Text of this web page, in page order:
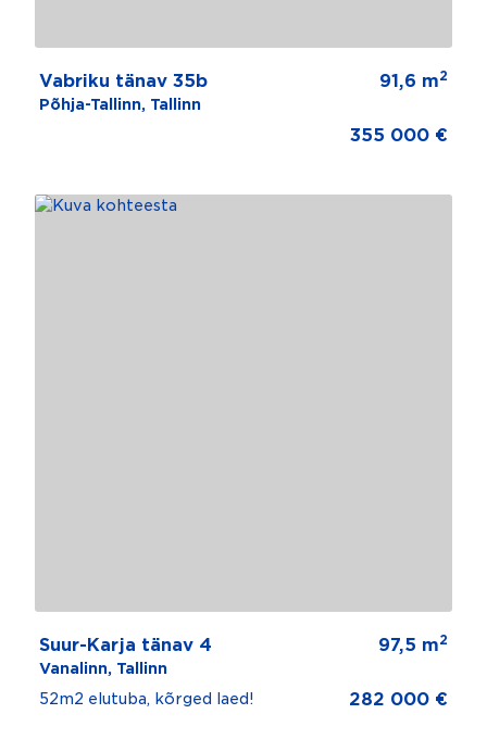
Vabriku tänav 35b
Põhja-Tallinn, Tallinn
91,6 m2
355 000 €
Suur-Karja tänav 4
Vanalinn, Tallinn
97,5 m2
52m2 elutuba, kõrged laed! 282 000 €